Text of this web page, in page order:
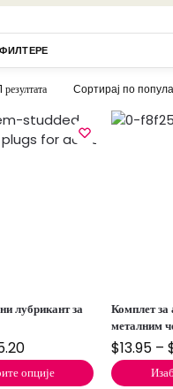
лубрикант за
опције
Комплет за
металним
$13.95 –